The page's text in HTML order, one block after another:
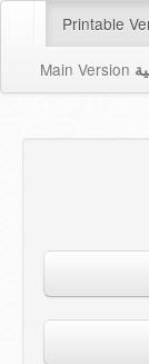
Printable
Main Version